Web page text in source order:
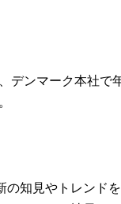
ンマーク本社で
知見やトレンド